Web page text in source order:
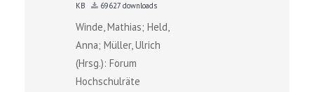
KB
69627 downloads
Winde, Mathias; Held,
Anna; Müller, Ulrich
(Hrsg.): Forum
Hochschulräte